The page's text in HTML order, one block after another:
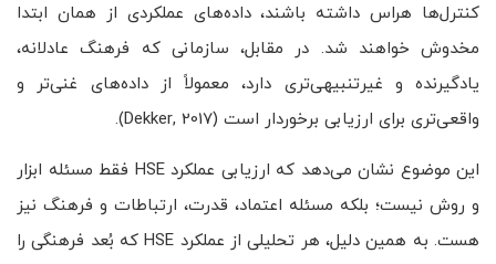
کنترل‌ها هراس داشته باشند، داده‌های عملکردی از همان ابتدا
مخدوش خواهند شد. در مقابل، سازمانی که فرهنگ عادلانه،
یادگیرنده و غیرتنبیهی‌تری دارد، معمولاً از داده‌های غنی‌تر و
واقعی‌تری برای ارزیابی برخوردار است (Dekker, 2017).
این موضوع نشان می‌دهد که ارزیابی عملکرد HSE فقط مسئله ابزار
و روش نیست؛ بلکه مسئله اعتماد، قدرت، ارتباطات و فرهنگ نیز
هست. به همین دلیل، هر تحلیلی از عملکرد HSE که بُعد فرهنگی را